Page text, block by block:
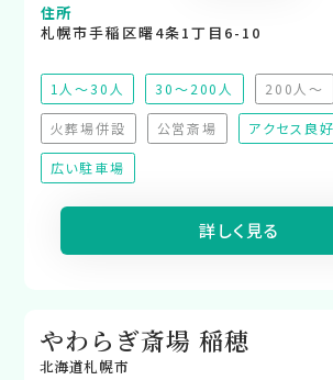
住所
札幌市手稲区曙4条1丁目6-10
1人～30人 30～200人
200人～
火葬場併設
（非対応）
公営斎場
（非対応）
アクセス良好
広い駐車場
詳しく見る
やわらぎ斎場 稲穂
北海道札幌市